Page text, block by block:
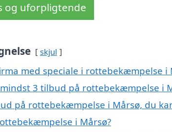
og uforpligtende
skjul
med speciale i rottebekæmpelse i
3 tilbud på rottebekæmpelse i
på rottebekæmpelse i Mårsø, du
i Mårsø?